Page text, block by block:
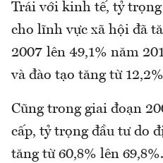
Trái với kinh tế, tỷ
cho lĩnh vực xã hội đã
2007 lên 49,1% năm
và đào tạo tăng từ
Cũng trong giai đoạn
cấp, tỷ trọng đầu tư do
tăng từ 60,8% lên